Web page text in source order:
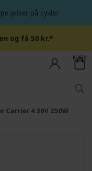
priser på cykler
og få 50 kr.*
KURV
Carrier 4 36V 250W